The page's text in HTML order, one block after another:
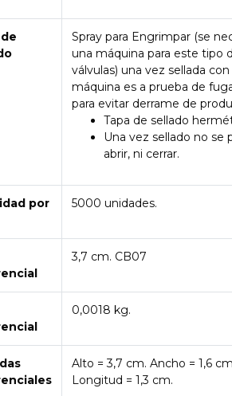
Spray para Engrimpar (se
una máquina para este tipo
válvulas) una vez sellada con
máquina es a prueba de
para evitar derrame de
Tapa de sellado
Una vez sellado no se
abrir, ni cerrar.
por
5000 unidades.
3,7 cm. CB07
0,0018 kg.
Alto = 3,7 cm. Ancho = 1,6
Longitud = 1,3 cm.